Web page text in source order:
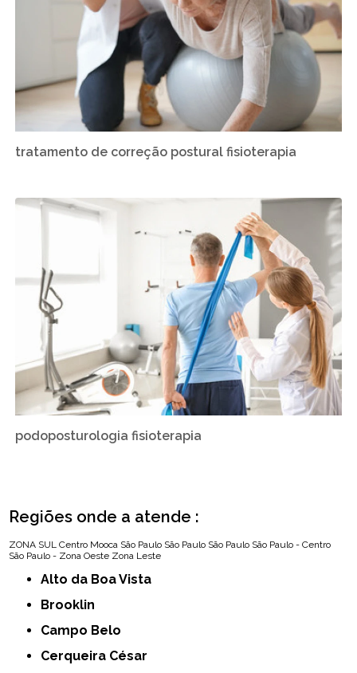
tratamento de correção postural fisioterapia
podoposturologia fisioterapia
Regiões onde a atende :
ZONA SUL Centro Mooca São Paulo São Paulo São Paulo São Paulo - Centro
São Paulo - Zona Oeste Zona Leste
Alto da Boa Vista
Brooklin
Campo Belo
Cerqueira César